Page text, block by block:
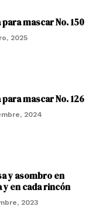
para mascar No. 150
2025
para mascar No. 126
2024
y asombro en
y en cada rincón
2023